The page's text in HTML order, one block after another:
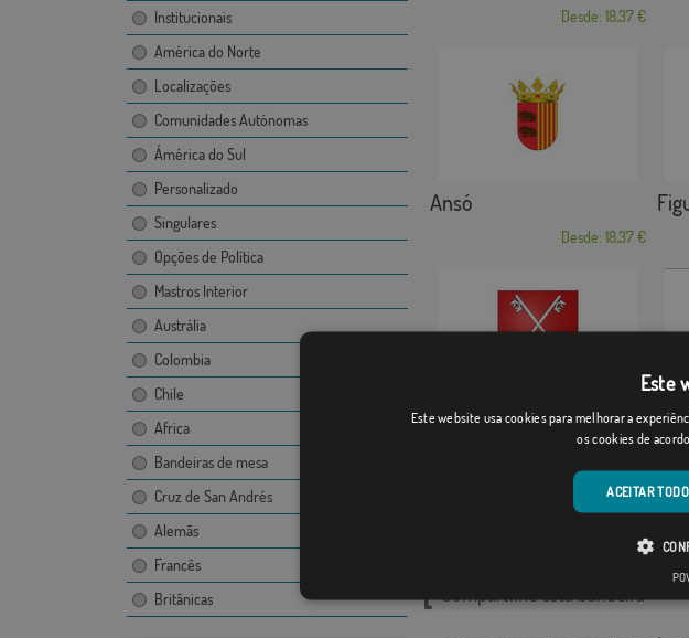
Institucionais
América do Norte
Localizações
Comunidades Autónomas
Ámérica do Sul
Personalizado
Singulares
Opções de Política
Mastros Interior
Austrália
Colombia
Chile
Africa
Bandeiras de mesa
Cruz de San Andrés
Alemãs
Francês
Britânicas
Desde: 18,37 €
Ansó
Desde: 18,37 €
Ancy-le-Franc
Categorias relacionadas:
Compartilhe esta bandeira
Este
Este website usa cookies para melhorar a
os cookies de
ACEITAR